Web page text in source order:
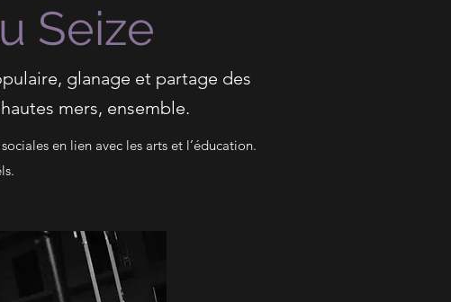
Seize
glanage et partage des
mers, ensemble.
en lien avec les arts et l’éducation.